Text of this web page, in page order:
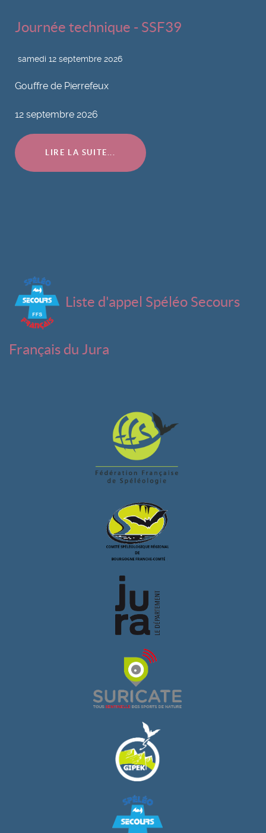
Journée technique - SSF39
samedi 12 septembre 2026
Gouffre de Pierrefeux
12 septembre 2026
LIRE LA SUITE...
Liste d'appel Spéléo Secours
Français du Jura